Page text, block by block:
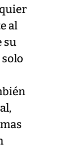
al
su